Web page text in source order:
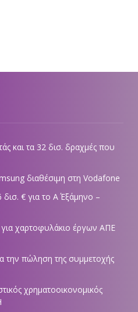
και τα 32 δισ. δραχμές που
διαθέσιμη στη Vodafone
€ για το Α΄ Εξάμηνο –
χαρτοφυλάκιο έργων ΑΠΕ
την πώληση της συμμετοχής
χρηματοοικονομικός